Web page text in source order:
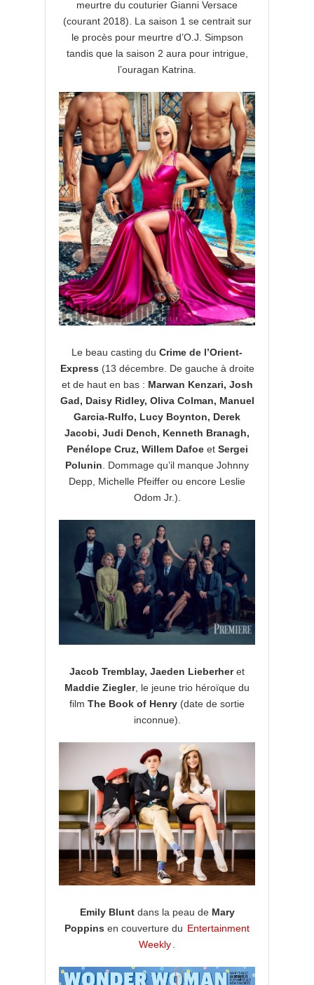
meurtre du couturier Gianni Versace
(courant 2018). La saison 1 se centrait sur
le procès pour meurtre d’O.J. Simpson
tandis que la saison 2 aura pour intrigue,
l’ouragan Katrina.
Le beau casting du Crime de l’Orient-
Express (13 décembre. De gauche à droite
et de haut en bas : Marwan Kenzari, Josh
Gad, Daisy Ridley, Oliva Colman, Manuel
Garcia-Rulfo, Lucy Boynton, Derek
Jacobi, Judi Dench, Kenneth Branagh,
Penélope Cruz, Willem Dafoe etSergei
Polunin . Dommage qu’il manque Johnny
Depp, Michelle Pfeiffer ou encore Leslie
Odom Jr.).
Jacob Tremblay, Jaeden Lieberheret
Maddie Ziegler, le jeune trio héroïque du
film The Book of Henry (date de sortie
inconnue).
Emily Bluntdans la peau de Mary
Poppins en couverture du Entertainment
Weekly